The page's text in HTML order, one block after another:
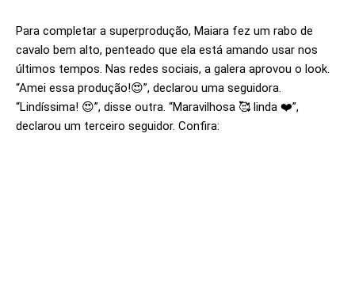
Para completar a superprodução, Maiara fez um rabo de
cavalo bem alto, penteado que ela está amando usar nos
últimos tempos. Nas redes sociais, a galera aprovou o look.
“Amei essa produção!😍”, declarou uma seguidora.
“Lindíssima! 😍”, disse outra. “Maravilhosa 🥰 linda ❤️”,
declarou um terceiro seguidor. Confira: